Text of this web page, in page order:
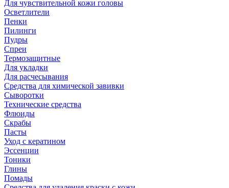
Для чувствительной кожи головы
Осветлители
Пенки
Пилинги
Пудры
Спреи
Термозащитные
Для укладки
Для расчесывания
Средства для химической завивки
Сыворотки
Технические средства
Флюиды
Скрабы
Пасты
Уход с кератином
Эссенции
Тоники
Глины
Помады